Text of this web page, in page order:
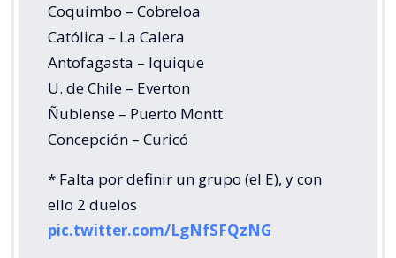
Coquimbo – Cobreloa
Católica – La Calera
Antofagasta – Iquique
U. de Chile – Everton
Ñublense – Puerto Montt
Concepción – Curicó
* Falta por definir un grupo (el E), y con
ello 2 duelos
pic.twitter.com/LgNfSFQzNG